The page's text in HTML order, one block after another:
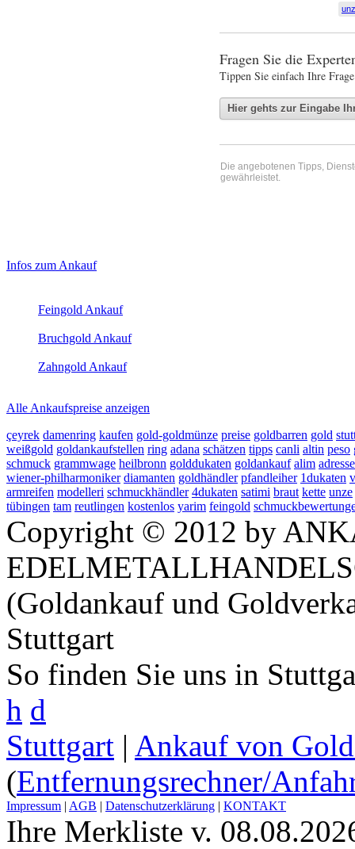
Fragen Sie die
Tippen Sie einfach Ihre
Die angebotenen Tipps,
gewährleistet.
Sidebar
Infos zum Ankauf
Feingold Ankauf
Bruchgold Ankauf
Zahngold Ankauf
Alle Ankaufspreise anzeigen
çeyrek damenring kaufen gold-goldmünze preise goldbarren gold
weißgold goldankaufstellen ring adana schätzen tipps canli altin peso
schmuck grammwage heilbronn golddukaten goldankauf alim adresse
wiener-philharmoniker diamanten goldhändler pfandleiher 1dukaten
armreifen modelleri schmuckhändler 4dukaten satimi braut kette unze
tübingen tam reutlingen kostenlos yarim feingold
Copyright © 2012 by
(Goldankauf und
Stuttgart
So finden Sie uns in
h d
Stuttgart | Ankauf von
(Entfernungsrechner/
Impressum | AGB | Datenschutzerklärung | KONTAKT
Ihre Merkliste v.